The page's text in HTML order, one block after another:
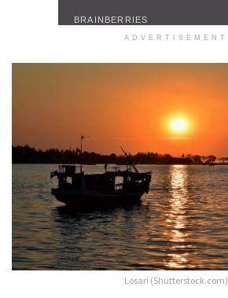
ADVERTISEMENT
Losari (Shutterstock.com)